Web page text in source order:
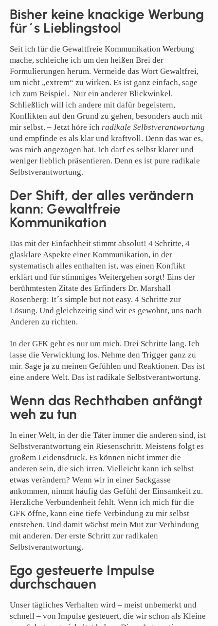
Bisher keine knackige Werbung
für´s Lieblingstool
Seit ich für die Gewaltfreie Kommunikation Werbung
mache, schleiche ich um den heißen Brei der
Formulierungen herum. Vermeide das Wort Gewaltfrei,
um nicht „extrem“ zu wirken. Es ist ganz einfach, sage
ich zum Beispiel. Nur ein anderer Blickwinkel.
Schließlich will ich andere mit dafür begeistern,
Konflikten auf den Grund zu gehen, besonders auch mit
mir selbst. – Jetzt höre ich radikale Selbstverantwortung
und empfinde es als klar und kraftvoll. Denn das war es,
was mich angezogen hat. Ich darf es selbst klarer und
weniger lieblich präsentieren. Denn es ist pure radikale
Selbstverantwortung.
Der Shift, der alles verändern
kann: Gewaltfreie
Kommunikation
Das mit der Einfachheit stimmt absolut! 4 Schritte, 4
glasklare Aspekte einer Kommunikation, in der
systematisch alles enthalten ist, was einen Konflikt
erklärt und für stimmiges Weitergehen sorgt! Eins der
berühmtesten Zitate des Erfinders Dr. Marshall
Rosenberg: It´s simple but not easy. 4 Schritte zur
Lösung. Und gleichzeitig sind wir es gewohnt, uns nach
Anderen zu richten.
In der GFK geht es nur um mich. Drei Schritte lang. Ich
lasse die Verwicklung los. Nehme den Trigger ganz zu
mir. Sage ja zu meinen Gefühlen und Reaktionen. Das ist
eine andere Welt. Das ist radikale Selbstverantwortung.
Wenn das Rechthaben anfängt
weh zu tun
In einer Welt, in der die Täter immer die anderen sind, ist
Selbstverantwortung ein Riesenschritt. Meistens folgt es
großem Leidensdruck. Es können nicht immer die
anderen sein, die sich irren. Vielleicht kann ich selbst
etwas verändern? Wenn wir in einer Sackgasse
ankommen, nimmt häufig das Gefühl der Einsamkeit zu.
Herzliche Verbundenheit fehlt. Wenn ich mich für die
GFK öffne, kann eine tiefe Verbindung zu mir selbst
entstehen. Und damit wächst mein Mut zur Verbindung
mit anderen. Der erste Schritt zur radikalen
Selbstverantwortung.
Ego gesteuerte Impulse
durchschauen
Unser tägliches Verhalten wird – meist unbemerkt und
schnell – von Impulse gesteuert, die wir schon als Kleine